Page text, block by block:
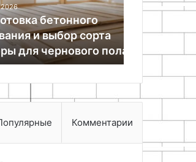
бетонного
и выбор сорта
чернового пола
как
коже
упругость
вернуть
Комментарии